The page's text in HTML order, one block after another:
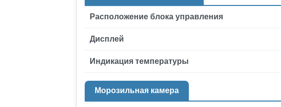
Расположение блока управления
Дисплей
Индикация температуры
Морозильная камера